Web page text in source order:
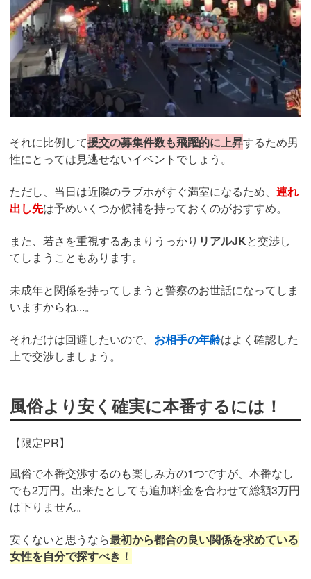
それに比例して援交の募集件数も飛躍的に上昇するため男
性にとっては見逃せないイベントでしょう。
ただし、当日は近隣のラブホがすぐ満室になるため、 連れ
出し先は予めいくつか候補を持っておくのがおすすめ。
また、若さを重視するあまりうっかり リアルJKと交渉し
てしまうこともあります。
未成年と関係を持ってしまうと警察のお世話になってしま
いますからね...。
それだけは回避したいので、 お相手の年齢はよく確認した
上で交渉しましょう。
風俗より安く確実に本番するには！
【限定PR】
風俗で本番交渉するのも楽しみ方の1つですが、本番なし
でも2万円。出来たとしても追加料金を合わせて総額3万円
は下りません。
安くないと思うなら最初から都合の良い関係を求めている
女性を自分で探すべき！